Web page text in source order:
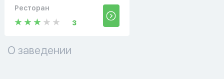
Ресторан
3
О заведении